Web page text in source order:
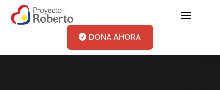
DONA AHORA